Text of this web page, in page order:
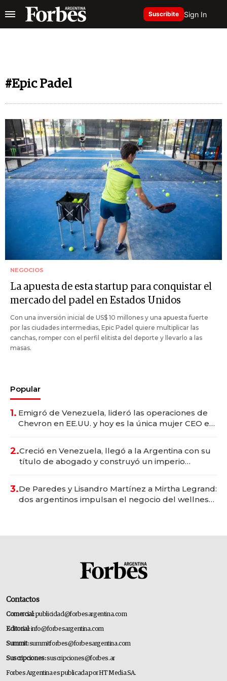
Suscribite Sign In
#Epic Padel
NEGOCIOS
La apuesta de esta startup para conquistar el
mercado del padel en Estados Unidos
Con una inversión inicial de US$ 10 millones y una apuesta fuerte
por las ciudades intermedias, Epic Padel quiere multiplicar las
canchas, romper con el perfil elitista del deporte y llevarlo a las
masas.
Popular
1. Emigró de Venezuela, lideró las operaciones de
Chevron en EE.UU. y hoy es la única mujer CEO en
2.Creció en Venezuela, llegó a la Argentina con su
título de abogado y construyó un imperio
3.De Paredes y Lisandro Martínez a Mirtha Legrand:
dos argentinos impulsan el negocio del wellness
Contactos
Comercial:publicidad@forbesargentina.com
Editorial:info@forbesargentina.com
Summit:summitforbes@forbesargentina.com
Suscripciones:suscripciones@forbes.ar
Forbes Argentina es publicada por HT Media SA.